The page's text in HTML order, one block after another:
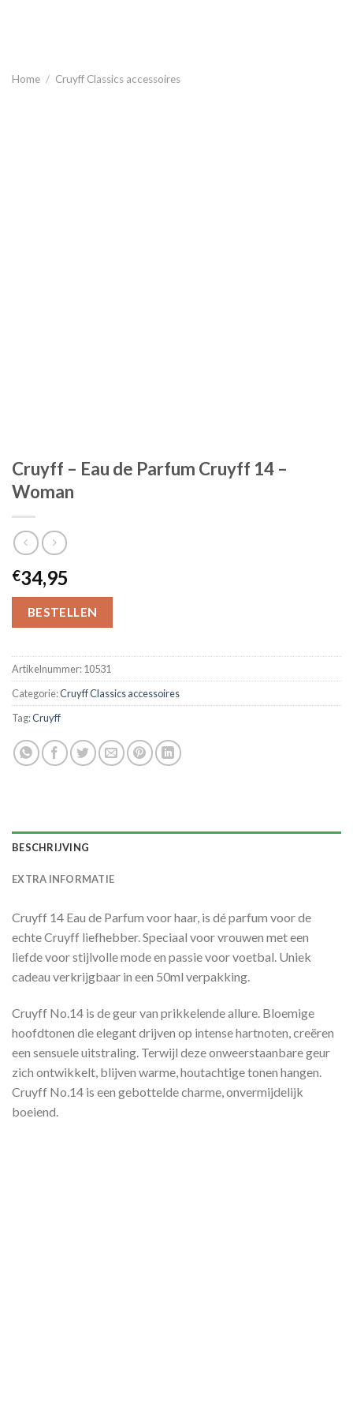
Home / Cruyff Classics accessoires
Cruyff – Eau de Parfum Cruyff 14 –
Woman
€34,95
BESTELLEN
Artikelnummer:10531
Categorie:Cruyff Classics accessoires
Tag:Cruyff
BESCHRIJVING
EXTRA INFORMATIE
Cruyff 14 Eau de Parfum voor haar, is dé parfum voor de
echte Cruyff liefhebber. Speciaal voor vrouwen met een
liefde voor stijlvolle mode en passie voor voetbal. Uniek
cadeau verkrijgbaar in een 50ml verpakking.
Cruyff No.14 is de geur van prikkelende allure. Bloemige
hoofdtonen die elegant drijven op intense hartnoten, creëren
een sensuele uitstraling. Terwijl deze onweerstaanbare geur
zich ontwikkelt, blijven warme, houtachtige tonen hangen.
Cruyff No.14 is een gebottelde charme, onvermijdelijk
boeiend.